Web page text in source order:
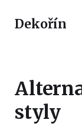
Dekořín
styly